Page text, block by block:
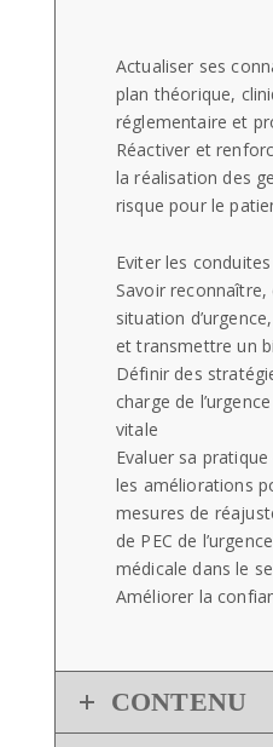
Actualiser ses
plan théorique,
réglementaire et
Réactiver et
la réalisation des
risque pour le
Eviter les
Savoir reconnaître,
situation
et transmettre un
Définir des
charge de
vitale
Evaluer sa
les améliorations
mesures de
de PEC de
médicale dans le
Améliorer la
CONTENU